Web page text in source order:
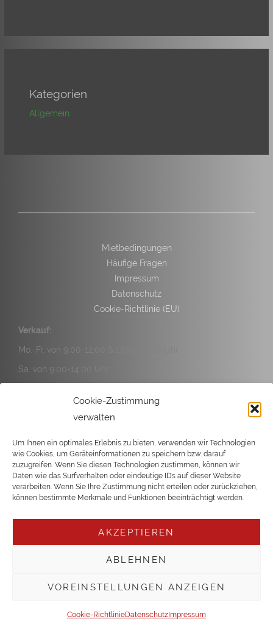
Cookie-Zustimmung
verwalten
Um Ihnen ein optimales Erlebnis zu bieten, verwenden wir Technologien
wie Cookies, um Geräteinformationen zu speichern bzw. darauf
zuzugreifen. Wenn Sie diesen Technologien zustimmen, können wir
Daten wie das Surfverhalten oder eindeutige IDs auf dieser Website
verarbeiten. Wenn Sie Ihre Zustimmung nicht erteilen oder zurückziehen,
können bestimmte Merkmale und Funktionen beeinträchtigt werden.
AKZEPTIEREN
ABLEHNEN
VOREINSTELLUNGEN ANZEIGEN
Cookie-RichtlinieDatenschutz Impressum
Kategorien
Allgemein
Mietbedingungen
Häufige Fragen
Impressum
Datenschutz
Cookie-Richtlinie (EU)
Verkauf:
Mo.-Fr. von 9:00-12:00 & 13:00-18:00 Uhr
Sa. von 9:00-14:00 Uhr
Mo.-Fr. von 9:00-12:00 & 13:00-17:00 Uhr
Copyright © 2026 Büsgen